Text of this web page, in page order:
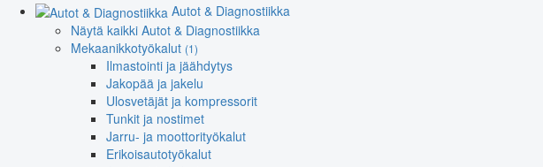
Autot & Diagnostiikka
Näytä kaikki Autot & Diagnostiikka
Mekaanikkotyökalut (1)
Ilmastointi ja jäähdytys
Jakopää ja jakelu
Ulosvetäjät ja kompressorit
Tunkit ja nostimet
Jarru- ja moottorityökalut
Erikoisautotyökalut